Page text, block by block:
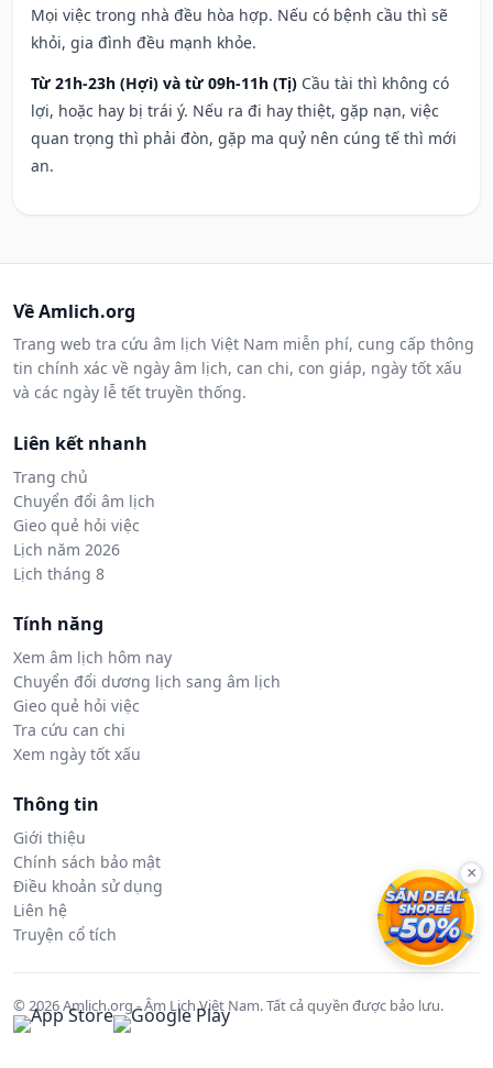
Mọi việc trong nhà đều hòa hợp. Nếu có bệnh cầu thì sẽ
khỏi, gia đình đều mạnh khỏe.
Từ 21h-23h (Hợi) và từ 09h-11h (Tị) Cầu tài thì không có
lợi, hoặc hay bị trái ý. Nếu ra đi hay thiệt, gặp nạn, việc
quan trọng thì phải đòn, gặp ma quỷ nên cúng tế thì mới
an.
Về Amlich.org
Trang web tra cứu âm lịch Việt Nam miễn phí, cung cấp thông
tin chính xác về ngày âm lịch, can chi, con giáp, ngày tốt xấu
và các ngày lễ tết truyền thống.
Liên kết nhanh
Trang chủ
Chuyển đổi âm lịch
Gieo quẻ hỏi việc
Lịch năm 2026
Lịch tháng 8
Tính năng
Xem âm lịch hôm nay
Chuyển đổi dương lịch sang âm lịch
Gieo quẻ hỏi việc
Tra cứu can chi
Xem ngày tốt xấu
Thông tin
Giới thiệu
Chính sách bảo mật
Điều khoản sử dụng
Liên hệ
Truyện cổ tích
© 2026 Amlich.org - Âm Lịch Việt Nam. Tất cả quyền được bảo lưu.
×